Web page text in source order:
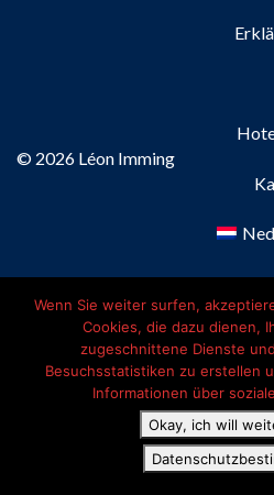
© 2026 Léon Imming
Wenn Sie weiter surfen,
Cookies, die dazu dienen,
zugeschnittene Dienste
Besuchsstatistiken zu erstellen
Informationen über
Okay, ich will